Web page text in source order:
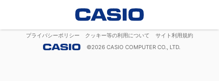
プライバシーポリシー クッキー等の利用について
サイト利用規約
©2026 CASIO COMPUTER CO., LTD.